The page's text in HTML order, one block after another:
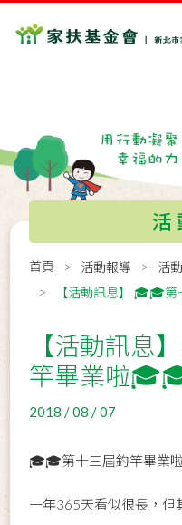
活
首頁 活動報導
活
【活動訊息】 🎓🎓
【活動訊息
竿畢業啦
2018 / 08 / 07
🎓🎓第十三屆釣竿畢業啦
一年365天看似很長，但